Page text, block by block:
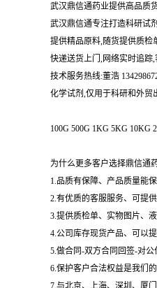
武汉鼎信通药业提供高品质
武汉鼎信通专注打造科研试
提供精品原料,随货提供质检
快递送货上门,网络实时追踪
技术服务热线:董浩
化学试剂,仅用于科研和外贸
100G 500G 1KG 5KG 10KG
为什么更多客户选择鼎信通
1.品质有保障、产品质量能
2.有优质的客服服务、可提
3.提供质检单、实物图片、
4.公司库存现货产品、可以
5.做合同-双方合同回签-对
6.保护客户合法权益是我们
7.与北京、上海、深圳、厦